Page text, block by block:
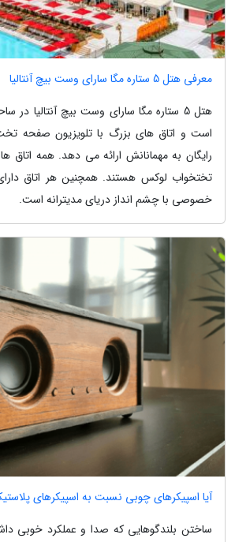
معرفی هتل 5 ستاره مگا سارای وست بیچ آنتالیا
هتل 5 ستاره مگا سارای وست بیچ آنتالیا در
است و اتاق های بزرگ با تلویزیون صفحه
رایگان به مهمانانش ارائه می دهد. همه اتاق
تختخواب لوکس هستند. همچنین هر اتاق
خصوصی با چشم انداز دریای مدیترانه است.
آیا اسپیکرهای چوبی نسبت به اسپیکرهای
ساختن بلندگوهایی که صدا و عملکرد خوبی